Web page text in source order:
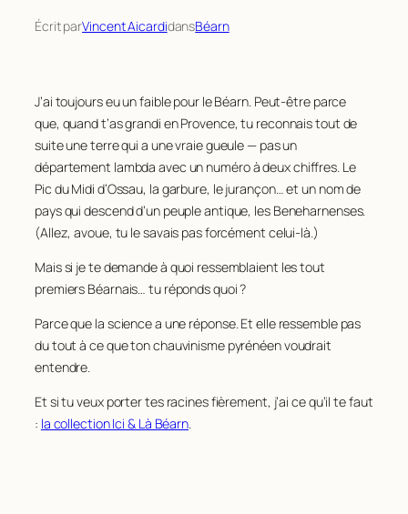
Écrit parVincent AicardidansBéarn
J’ai toujours eu un faible pour le Béarn. Peut-être parce
que, quand t’as grandi en Provence, tu reconnais tout de
suite une terre qui a une vraie gueule — pas un
département lambda avec un numéro à deux chiffres. Le
Pic du Midi d’Ossau, la garbure, le jurançon… et un nom de
pays qui descend d’un peuple antique, les Beneharnenses.
(Allez, avoue, tu le savais pas forcément celui-là.)
Mais si je te demande à quoi ressemblaient les tout
premiers Béarnais… tu réponds quoi ?
Parce que la science a une réponse. Et elle ressemble pas
du tout à ce que ton chauvinisme pyrénéen voudrait
entendre.
Et si tu veux porter tes racines fièrement, j’ai ce qu’il te faut
: la collection Ici & Là Béarn.